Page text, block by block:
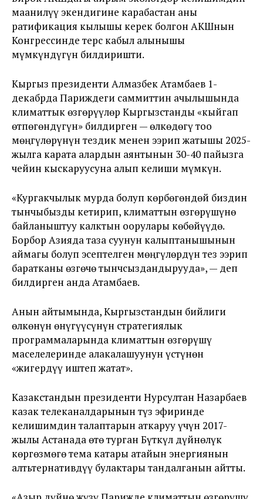
маанилүү экендигине карабастан аны
ратификация кылышы керек болгон АКШнын
Конгрессинде терс кабыл алынышы
мүмкүндүгүн билдиришти.
Кыргыз президенти Алмазбек Атамбаев 1-
декабрда Париждеги саммиттин ачылышында
климаттык өзгөрүүлөр Кыргызстанды «кыйгап
өтпөгөндүгүн» билдирген — өлкөдөгү тоо
мөңгүлөрүнүн тездик менен ээрип жатышы 2025-
жылга карата алардын аянтынын 30-40 пайызга
чейин кыскаруусуна алып келиши мүмкүн.
«Кургакчылык мурда болуп көрбөгөндөй биздин
тынчыбызды кетирип, климаттын өзгөрүшүнө
байланыштуу калктын оорулары көбөйүүдө.
Борбор Азияда таза суунун калыптанышынын
аймагы болуп эсептелген мөңгүлөрдүн тез ээрип
баратканы өзгөчө тынчсыздандырууда», — деп
билдирген анда Атамбаев.
Анын айтымында, Кыргызстандын бийлиги
өлкөнүн өнүгүүсүнүн стратегиялык
программаларында климаттын өзгөрүшү
маселелеринде алакалашуунун үстүнөн
«жигердүү иштеп жатат».
Казакстандын президенти Нурсултан Назарбаев
казак телеканалдарынын түз эфиринде
келишимдин талаптарын аткаруу үчүн 2017-
жылы Астанада өтө турган Бүткүл дүйнөлүк
көргөзмөгө тема катары атайын энергиянын
алтьтернативдүү булактары тандалганын айтты.